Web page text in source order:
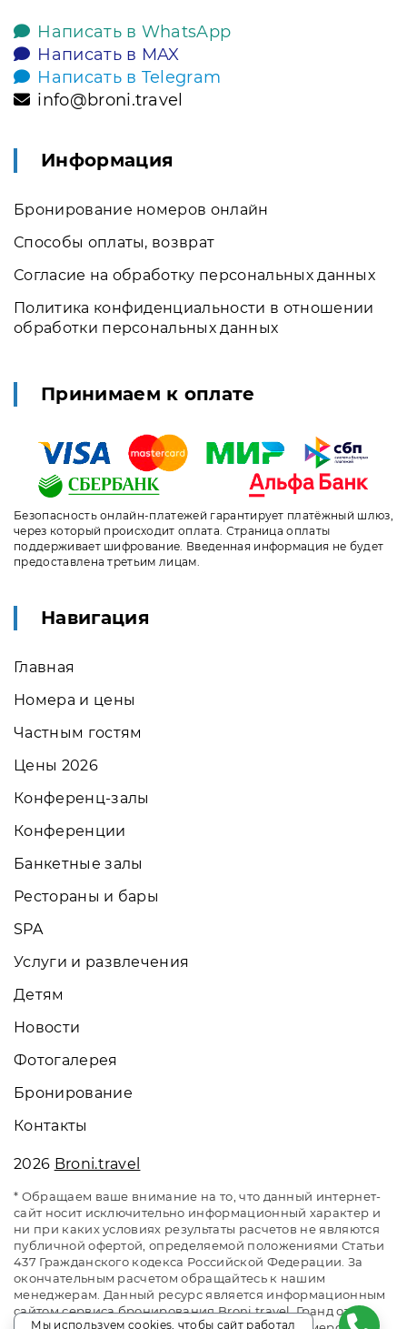
Написать в WhatsApp
Написать в MAX
Написать в Telegram
info@broni.travel
Информация
Бронирование номеров онлайн
Способы оплаты, возврат
Согласие на обработку персональных данных
Политика конфиденциальности в отношении
обработки персональных данных
Принимаем к оплате
Безопасность онлайн-платежей гарантирует платёжный шлюз,
через который происходит оплата. Страница оплаты
поддерживает шифрование. Введенная информация не будет
предоставлена третьим лицам.
Навигация
Главная
Номера и цены
Частным гостям
Цены 2026
Конференц-залы
Конференции
Банкетные залы
Рестораны и бары
SPA
Услуги и развлечения
Детям
Новости
Фотогалерея
Бронирование
Контакты
2026 Broni.travel
* Обращаем ваше внимание на то, что данный интернет-
сайт носит исключительно информационный характер и
ни при каких условиях результаты расчетов не являются
публичной офертой, определяемой положениями Статьи
437 Гражданского кодекса Российской Федерации. За
окончательным расчетом обращайтесь к нашим
менеджерам. Данный ресурс является информационным
сайтом сервиса бронирования Broni.travel. Гранд отель
Мы используем cookies, чтобы сайт работал